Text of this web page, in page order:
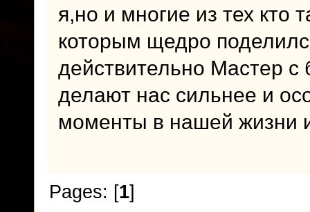
я,но и многие из тех кто
которым щедро
действительно Мастер
делают нас сильнее и
моменты в нашей жизни
Pages: [1]